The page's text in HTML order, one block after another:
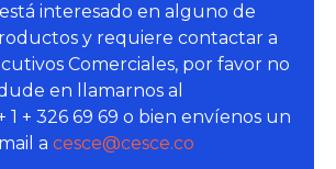
interesado en alguno de
y requiere contactar a
Comerciales, por favor no
en llamarnos al
1 + 326 69 69 o bien envíenos un
a cesce@cesce.co